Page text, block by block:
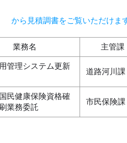
から見積調書をご覧いただけま
業務名 主管課
管理システム更新
道路河川課
民健康保険資格確
業務委託
市民保険課